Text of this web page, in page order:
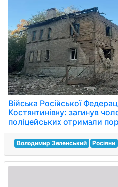
Війська Російської
Костянтинівку: загинув
поліцейських отримали
Володимир Зеленський Росіяни